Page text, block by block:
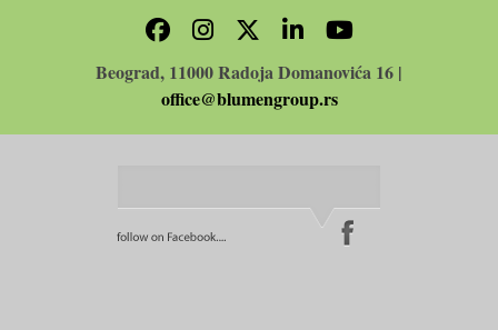
Beograd, 11000 Radoja Domanovića 16 |
office@blumengroup.rs